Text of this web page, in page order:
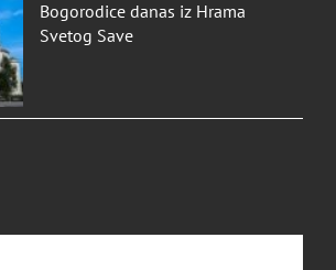
Bogorodice danas iz Hrama
Svetog Save